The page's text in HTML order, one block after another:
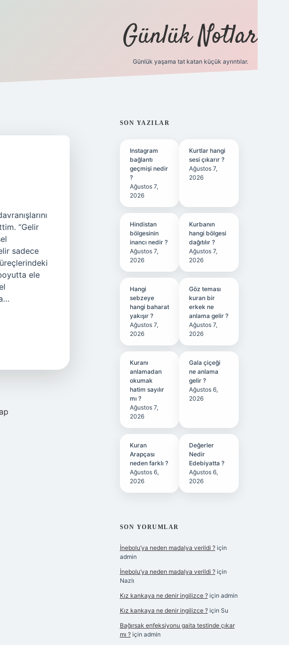
Günlük Notlar
Günlük yaşama tat katan küçük ayrıntılar.
“Gelir
sadece
ele
SIDEBAR
SON YAZILAR
Instagram
bağlantı
geçmişi nedir
?
Ağustos 7,
2026
Kurtlar hangi
sesi çıkarır ?
Ağustos 7,
2026
Hindistan
bölgesinin
inancı nedir ?
Ağustos 7,
2026
Kurbanın
hangi bölgesi
dağıtılır ?
Ağustos 7,
2026
Hangi
sebzeye
hangi baharat
yakışır ?
Ağustos 7,
2026
Göz teması
kuran bir
erkek ne
anlama gelir ?
Ağustos 7,
2026
Kuranı
anlamadan
okumak
hatim sayılır
mı ?
Ağustos 7,
2026
Gala çiçeği
ne anlama
gelir ?
Ağustos 6,
2026
Kuran
Arapçası
neden farklı ?
Ağustos 6,
2026
Değerler
Nedir
Edebiyatta ?
Ağustos 6,
2026
SON YORUMLAR
İnebolu’ya neden madalya verildi ?için
admin
İnebolu’ya neden madalya verildi ?için
Nazlı
Kız kankaya ne denir ingilizce ?için admin
Kız kankaya ne denir ingilizce ?için Su
Bağırsak enfeksiyonu gaita testinde çıkar
mı ?için admin